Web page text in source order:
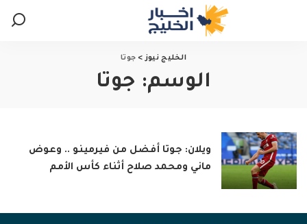
الخليج نيوز> جوتا
الوسم: جوتا
ويلان: جوتا أفضل من فيرمينو .. وعوض
ماني ومحمد صلاح أثناء كأس الأمم